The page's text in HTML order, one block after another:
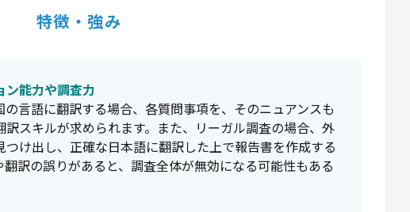
特徴・強み
ン能力や調査力
言語に翻訳する場合、各質問事項を、そのニュアンスも
スキルが求められます。また、リーガル調査の場合、外
け出し、正確な日本語に翻訳した上で報告書を作成する
訳の誤りがあると、調査全体が無効になる可能性もある